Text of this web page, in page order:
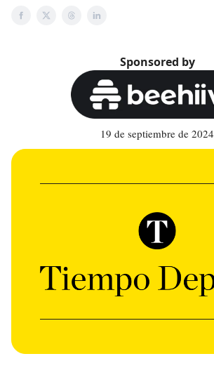
Sponsored by
19 de septiembre de 2024